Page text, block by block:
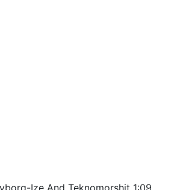
Ize And Teknomorshit 1:09